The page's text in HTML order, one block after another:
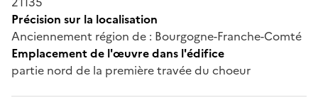
Précision sur la localisation
Anciennement région de : Bourgogne-Franche-Comté
Emplacement de l'œuvre dans l'édifice
partie nord de la première travée du choeur